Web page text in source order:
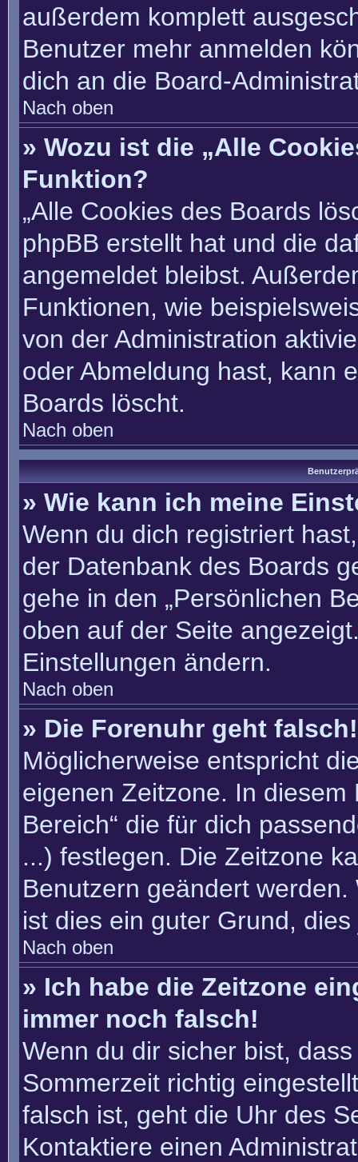
außerdem komplett
Benutzer mehr anmelden
dich an die Board-
Nach oben
» Wozu ist die „Alle
Funktion?
„Alle Cookies des Boards
phpBB erstellt hat und die
angemeldet bleibst.
Funktionen, wie
von der Administration
oder Abmeldung hast, kann
Boards löscht.
Nach oben
» Wie kann ich meine
Wenn du dich registriert
der Datenbank des Boards
gehe in den „Persönlichen
oben auf der Seite
Einstellungen ändern.
Nach oben
» Die Forenuhr geht falsch!
Möglicherweise entspricht
eigenen Zeitzone. In diesem
Bereich“ die für dich
...) festlegen. Die Zeitzone
Benutzern geändert
ist dies ein guter Grund,
Nach oben
» Ich habe die Zeitzone
immer noch falsch!
Wenn du dir sicher bist,
Sommerzeit richtig
falsch ist, geht die Uhr des
Kontaktiere einen